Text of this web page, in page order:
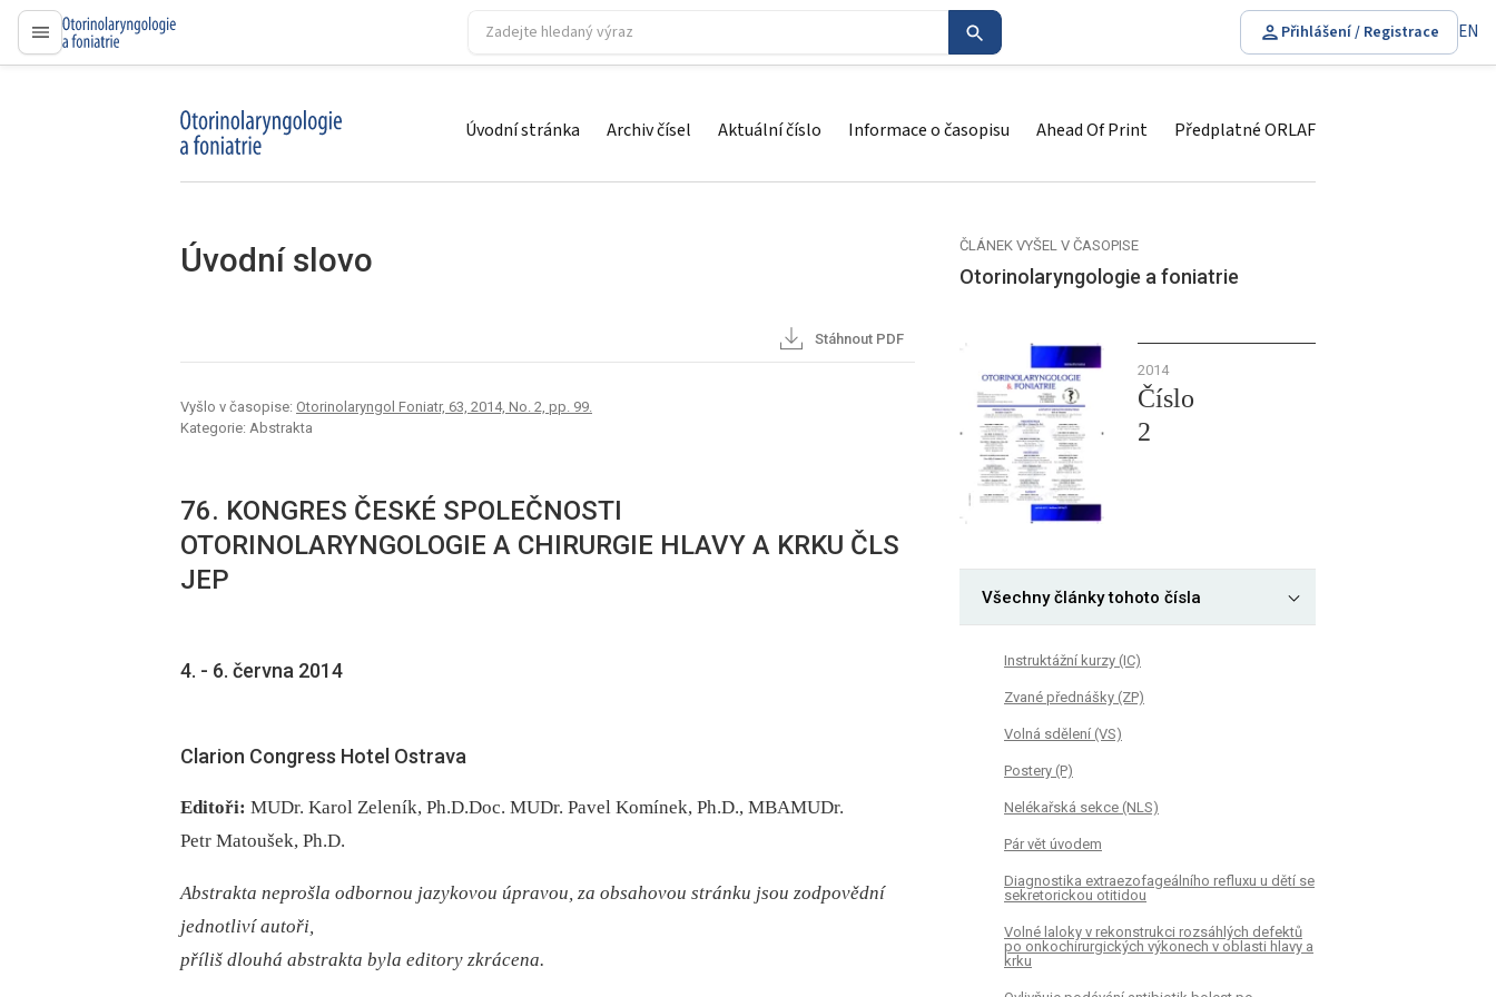
proLékaře.cz
Přihlášení / Registrace EN
proLékaře.cz Úvodní stránka Archiv čísel Aktuální číslo Informace o časopisu Ahead Of Print Předplatné ORLAF
Úvodní slovo
Stáhnout PDF
Vyšlo v časopise: Otorinolaryngol Foniatr, 63, 2014, No. 2, pp. 99.
Kategorie: Abstrakta
76. KONGRES ČESKÉ SPOLEČNOSTI
OTORINOLARYNGOLOGIE A CHIRURGIE HLAVY A KRKU ČLS
JEP
4. -⁠ 6. června 2014
Clarion Congress Hotel Ostrava
Editoři: MUDr. Karol Zeleník, Ph.D.Doc. MUDr. Pavel Komínek, Ph.D., MBAMUDr.
Petr Matoušek, Ph.D.
Abstrakta neprošla odbornou jazykovou úpravou, za obsahovou stránku jsou zodpovědní
jednotliví autoři,
příliš dlouhá abstrakta byla editory zkrácena.
ČLÁNEK VYŠEL V ČASOPISE
Otorinolaryngologie a foniatrie
2014
Číslo
2
Všechny články tohoto čísla
Instruktážní kurzy (IC)
Zvané přednášky (ZP)
Volná sdělení (VS)
Postery (P)
Nelékařská sekce (NLS)
Pár vět úvodem
Diagnostika extraezofageálního refluxu u dětí se
sekretorickou otitidou
Volné laloky v rekonstrukci rozsáhlých defektů
po onkochirurgických výkonech v oblasti hlavy a
krku